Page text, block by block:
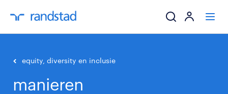
equity, diversity en inclusie
manieren